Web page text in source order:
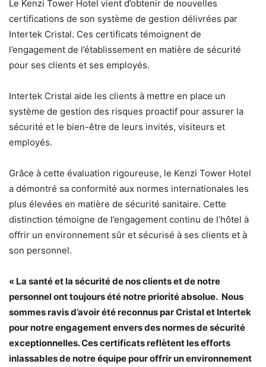
Le Kenzi Tower Hotel vient d’obtenir de nouvelles
certifications de son système de gestion délivrées par
Intertek Cristal. Ces certificats témoignent de
l’engagement de l’établissement en matière de sécurité
pour ses clients et ses employés.
Intertek Cristal aide les clients à mettre en place un
système de gestion des risques proactif pour assurer la
sécurité et le bien-être de leurs invités, visiteurs et
employés.
Grâce à cette évaluation rigoureuse, le Kenzi Tower Hotel
a démontré sa conformité aux normes internationales les
plus élevées en matière de sécurité sanitaire. Cette
distinction témoigne de l’engagement continu de l’hôtel à
offrir un environnement sûr et sécurisé à ses clients et à
son personnel.
« La santé et la sécurité de nos clients et de notre
personnel ont toujours été notre priorité absolue. Nous
sommes ravis d’avoir été reconnus par Cristal et Intertek
pour notre engagement envers des normes de sécurité
exceptionnelles. Ces certificats reflètent les efforts
inlassables de notre équipe pour offrir un environnement